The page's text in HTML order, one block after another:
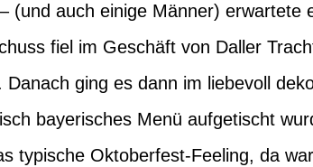
(und auch einige Männer) erwartete
fiel im Geschäft von Daller
ging es dann im liebevoll
bayerisches Menü aufgetischt
typische Oktoberfest-Feeling, da